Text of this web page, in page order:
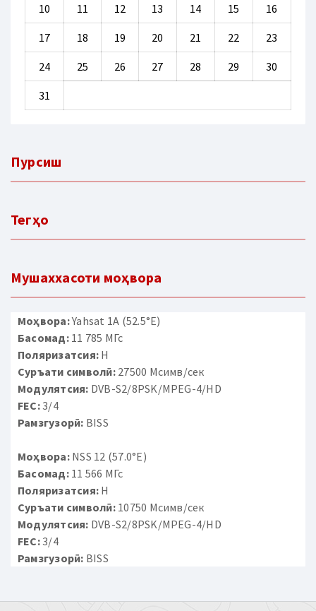
10 11 12 13 14 15 16
17 18 19 20 21 22 23
24 25 26 27 28 29 30
31
Пурсиш
Тегҳо
Мушаххасоти моҳвора
Моҳвора:Yahsat 1A (52.5°E)
Басомад:11 785 МГс
Поляризатсия: H
Суръати символӣ:27500 Мсимв/сек
Модулятсия: DVB-S2/8PSK/MPEG-4/HD
FEC:3/4
Рамзгузорӣ: BISS
Моҳвора:NSS 12 (57.0°E)
Басомад:11 566 МГс
Поляризатсия: H
Суръати символӣ:10750 Мсимв/сек
Модулятсия: DVB-S2/8PSK/MPEG-4/HD
FEC:3/4
Рамзгузорӣ: BISS